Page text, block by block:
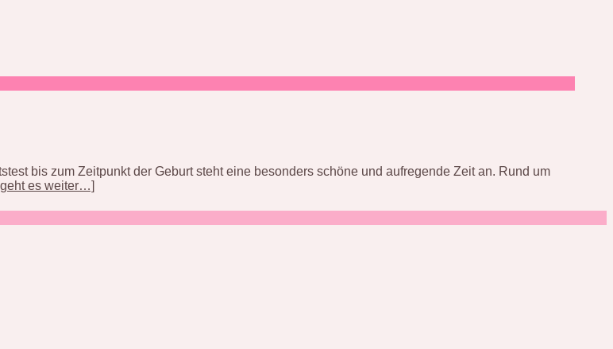
bis zum Zeitpunkt der Geburt steht eine besonders schöne und aufregende Zeit an. Rund um
es weiter…]